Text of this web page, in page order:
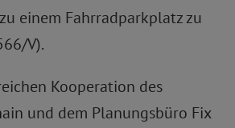
einem Fahrradparkplatz zu
V).
Kooperation des
und dem Planungsbüro Fix